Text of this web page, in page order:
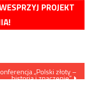
PROJEKT
„Polski złoty –
historia i znaczenie”